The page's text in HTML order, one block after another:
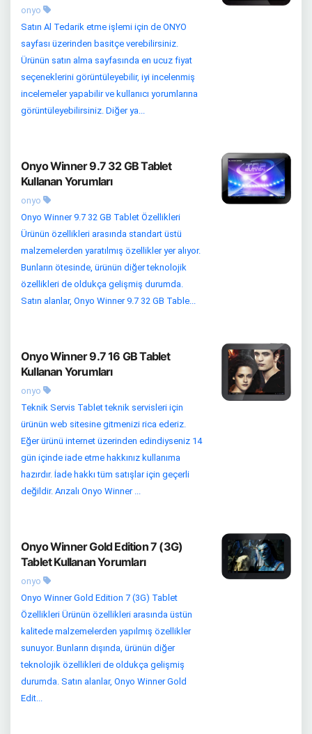
onyo
Satın Al Tedarik etme işlemi için de ONYO
sayfası üzerinden basitçe verebilirsiniz.
Ürünün satın alma sayfasında en ucuz fiyat
seçeneklerini görüntüleyebilir, iyi incelenmiş
incelemeler yapabilir ve kullanıcı yorumlarına
görüntüleyebilirsiniz. Diğer ya...
Onyo Winner 9.7 32 GB Tablet
Kullanan Yorumları
onyo
Onyo Winner 9.7 32 GB Tablet Özellikleri
Ürünün özellikleri arasında standart üstü
malzemelerden yaratılmış özellikler yer alıyor.
Bunların ötesinde, ürünün diğer teknolojik
özellikleri de oldukça gelişmiş durumda.
Satın alanlar, Onyo Winner 9.7 32 GB Table...
Onyo Winner 9.7 16 GB Tablet
Kullanan Yorumları
onyo
Teknik Servis Tablet teknik servisleri için
ürünün web sitesine gitmenizi rica ederiz.
Eğer ürünü internet üzerinden edindiyseniz 14
gün içinde iade etme hakkınız kullanıma
hazırdır. İade hakkı tüm satışlar için geçerli
değildir. Arızalı Onyo Winner ...
Onyo Winner Gold Edition 7 (3G)
Tablet Kullanan Yorumları
onyo
Onyo Winner Gold Edition 7 (3G) Tablet
Özellikleri Ürünün özellikleri arasında üstün
kalitede malzemelerden yapılmış özellikler
sunuyor. Bunların dışında, ürünün diğer
teknolojik özellikleri de oldukça gelişmiş
durumda. Satın alanlar, Onyo Winner Gold
Edit...